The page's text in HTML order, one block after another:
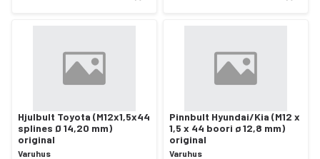
Hjulbult Toyota (M12x1,5x44
splines Ø 14,20 mm)
original
Varuhus
Pinnbult Hyundai/Kia (M12 x
1,5 x 44 boori ø 12,8 mm)
original
Varuhus